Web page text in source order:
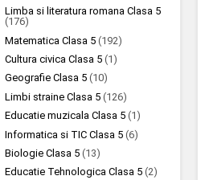
Limba si literatura romana Clasa 5
(176)
Matematica Clasa 5(192)
Cultura civica Clasa 5(1)
Geografie Clasa 5(10)
Limbi straine Clasa 5(126)
Educatie muzicala Clasa 5(1)
Informatica si TIC Clasa 5(6)
Biologie Clasa 5(13)
Educatie Tehnologica Clasa 5(2)